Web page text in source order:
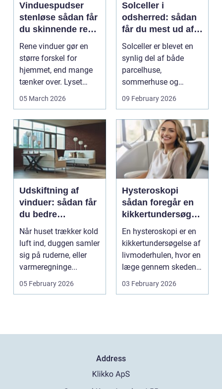
Vinduespudser
stenløse sådan får
du skinnende rene
ruder året rundt
Rene vinduer gør en
større forskel for
hjemmet, end mange
tænker over. Lyset
falder anderledes ind,
05 March 2026
Solceller i
odsherred: sådan
får du mest ud af
solen
Solceller er blevet en
synlig del af både
parcelhuse,
sommerhuse og
mindre erhverv i
Odsherred. Mang...
09 February 2026
Udskiftning af
vinduer: sådan får
du bedre
indeklima og
lavere
varmeregning
Når huset trækker kold
luft ind, duggen samler
sig på ruderne, eller
varmeregninge...
05 February 2026
Hysteroskopi
sådan foregår en
kikkertundersøgel
se af livmoderen
En hysteroskopi er en
kikkertundersøgelse af
livmoderhulen, hvor en
læge gennem skeden
og livmoderha...
03 February 2026
Address